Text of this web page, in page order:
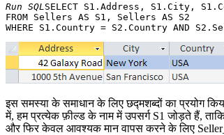
Run SQL SELECT S1.Address, S1.City,
FROM Sellers AS S1, Sellers AS S2
इस समस्या के समाधान के लिए छद्मशब्दों का प्रयोग
में, हम प्रत्येक फ़ील्ड के नाम में उपसर्ग S1 जोड़ते हैं,
और फिर केवल आवश्यक मान वापस करने के लिए